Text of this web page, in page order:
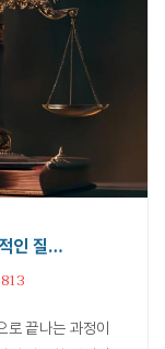
인 질…
로 끝나는 과정이